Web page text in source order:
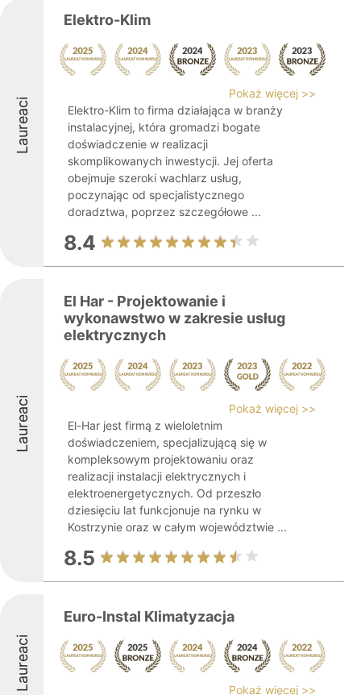
Laureaci
Elektro-Klim
Pokaż więcej >>
Elektro-Klim to firma działająca w branży
instalacyjnej, która gromadzi bogate
doświadczenie w realizacji
skomplikowanych inwestycji. Jej oferta
obejmuje szeroki wachlarz usług,
poczynając od specjalistycznego
doradztwa, poprzez szczegółowe ...
8.4
Laureaci
El Har - Projektowanie i
wykonawstwo w zakresie usług
elektrycznych
Pokaż więcej >>
El-Har jest firmą z wieloletnim
doświadczeniem, specjalizującą się w
kompleksowym projektowaniu oraz
realizacji instalacji elektrycznych i
elektroenergetycznych. Od przeszło
dziesięciu lat funkcjonuje na rynku w
Kostrzynie oraz w całym województwie ...
8.5
Laureaci
Euro-Instal Klimatyzacja
Pokaż więcej >>